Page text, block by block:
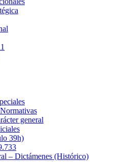
general
39h)
– Dictámenes (Histórico)